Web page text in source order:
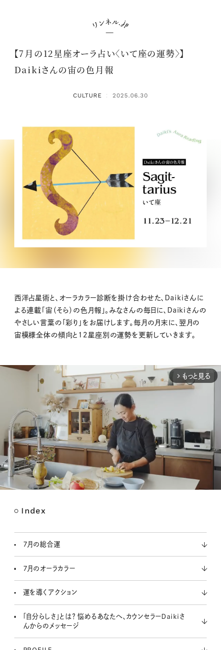
【7月の12星座オーラ占い〈いて座の運勢〉】
Daikiさんの宙の色月報
CULTURE ： 2025.06.30
西洋占星術と、オーラカラー診断を掛け合わせた、Daikiさんに
よる連載「宙（そら）の色月報」。みなさんの毎日に、Daikiさんの
やさしい言葉の「彩り」をお届けします。毎月の月末に、翌月の
宙模様全体の傾向と12星座別の運勢を更新していきます。
arrow_forward_ios もっと見る
Index
7月の総合運
7月のオーラカラー
運を導くアクション
「自分らしさ」とは？ 悩めるあなたへ、カウンセラーDaikiさ
んからのメッセージ